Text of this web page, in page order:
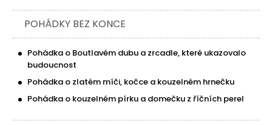
POHÁDKY BEZ KONCE
Pohádka o Boutlavém dubu a zrcadle, které ukazovalo
budoucnost
Pohádka o zlatém míči, kočce a kouzelném hrnečku
Pohádka o kouzelném pírku a domečku z říčních perel